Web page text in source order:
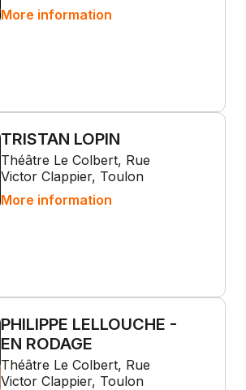
More information
TRISTAN LOPIN
Théâtre Le Colbert, Rue
Victor Clappier, Toulon
More information
PHILIPPE LELLOUCHE -
EN RODAGE
Théâtre Le Colbert, Rue
Victor Clappier, Toulon